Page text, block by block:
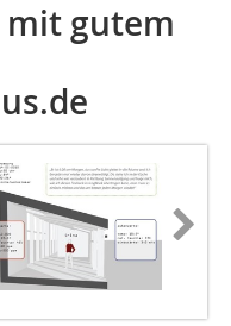
gutem